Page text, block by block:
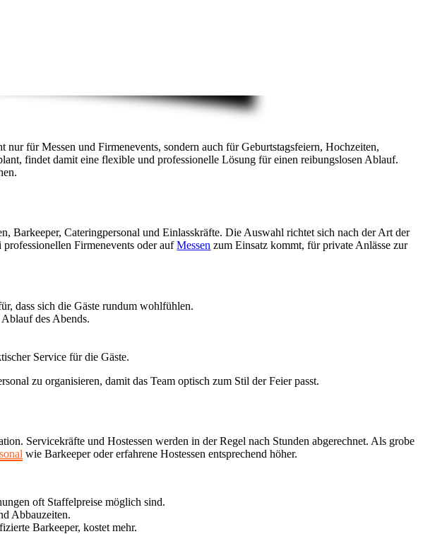
für Messen und Firmenevents, sondern auch für Geburtstagsfeiern, Hochzeiten,
findet damit eine flexible und professionelle Lösung für einen reibungslosen Ablauf.
Barkeeper, Cateringpersonal und Einlasskräfte. Die Auswahl richtet sich nach der Art der
professionellen Firmenevents oder aufMessen zum Einsatz kommt, für private Anlässe zur
dass sich die Gäste rundum wohlfühlen.
des Abends.
Service für die Gäste.
zu organisieren, damit das Team optisch zum Stil der Feier passt.
Servicekräfte und Hostessen werden in der Regel nach Stunden abgerechnet. Als grobe
wie Barkeeper oder erfahrene Hostessen entsprechend höher.
oft Staffelpreise möglich sind.
Abbauzeiten.
Barkeeper, kostet mehr.